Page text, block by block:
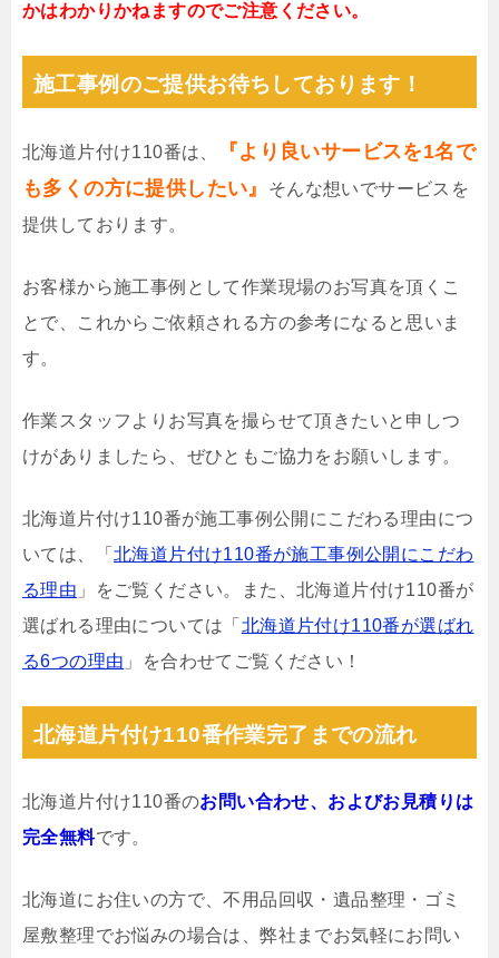
かはわかりかねますのでご注意ください。
施工事例のご提供お待ちしております！
北海道片付け110番は、
『より良いサービスを1名で
も多くの方に提供したい』
そんな想いでサービスを
提供しております。
お客様から施工事例として作業現場のお写真を頂くこ
とで、これからご依頼される方の参考になると思いま
す。
作業スタッフよりお写真を撮らせて頂きたいと申しつ
けがありましたら、ぜひともご協力をお願いします。
北海道片付け110番が施工事例公開にこだわる理由につ
いては、「 北海道片付け110番が施工事例公開にこだわ
る理由 」をご覧ください。また、北海道片付け110番が
選ばれる理由については「 北海道片付け110番が選ばれ
る6つの理由 」を合わせてご覧ください！
北海道片付け110番作業完了までの流れ
北海道片付け110番のお問い合わせ、およびお見積りは
完全無料です。
北海道にお住いの方で、不用品回収・遺品整理・ゴミ
屋敷整理でお悩みの場合は、弊社までお気軽にお問い